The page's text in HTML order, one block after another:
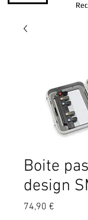
Boite
design
74,90 €